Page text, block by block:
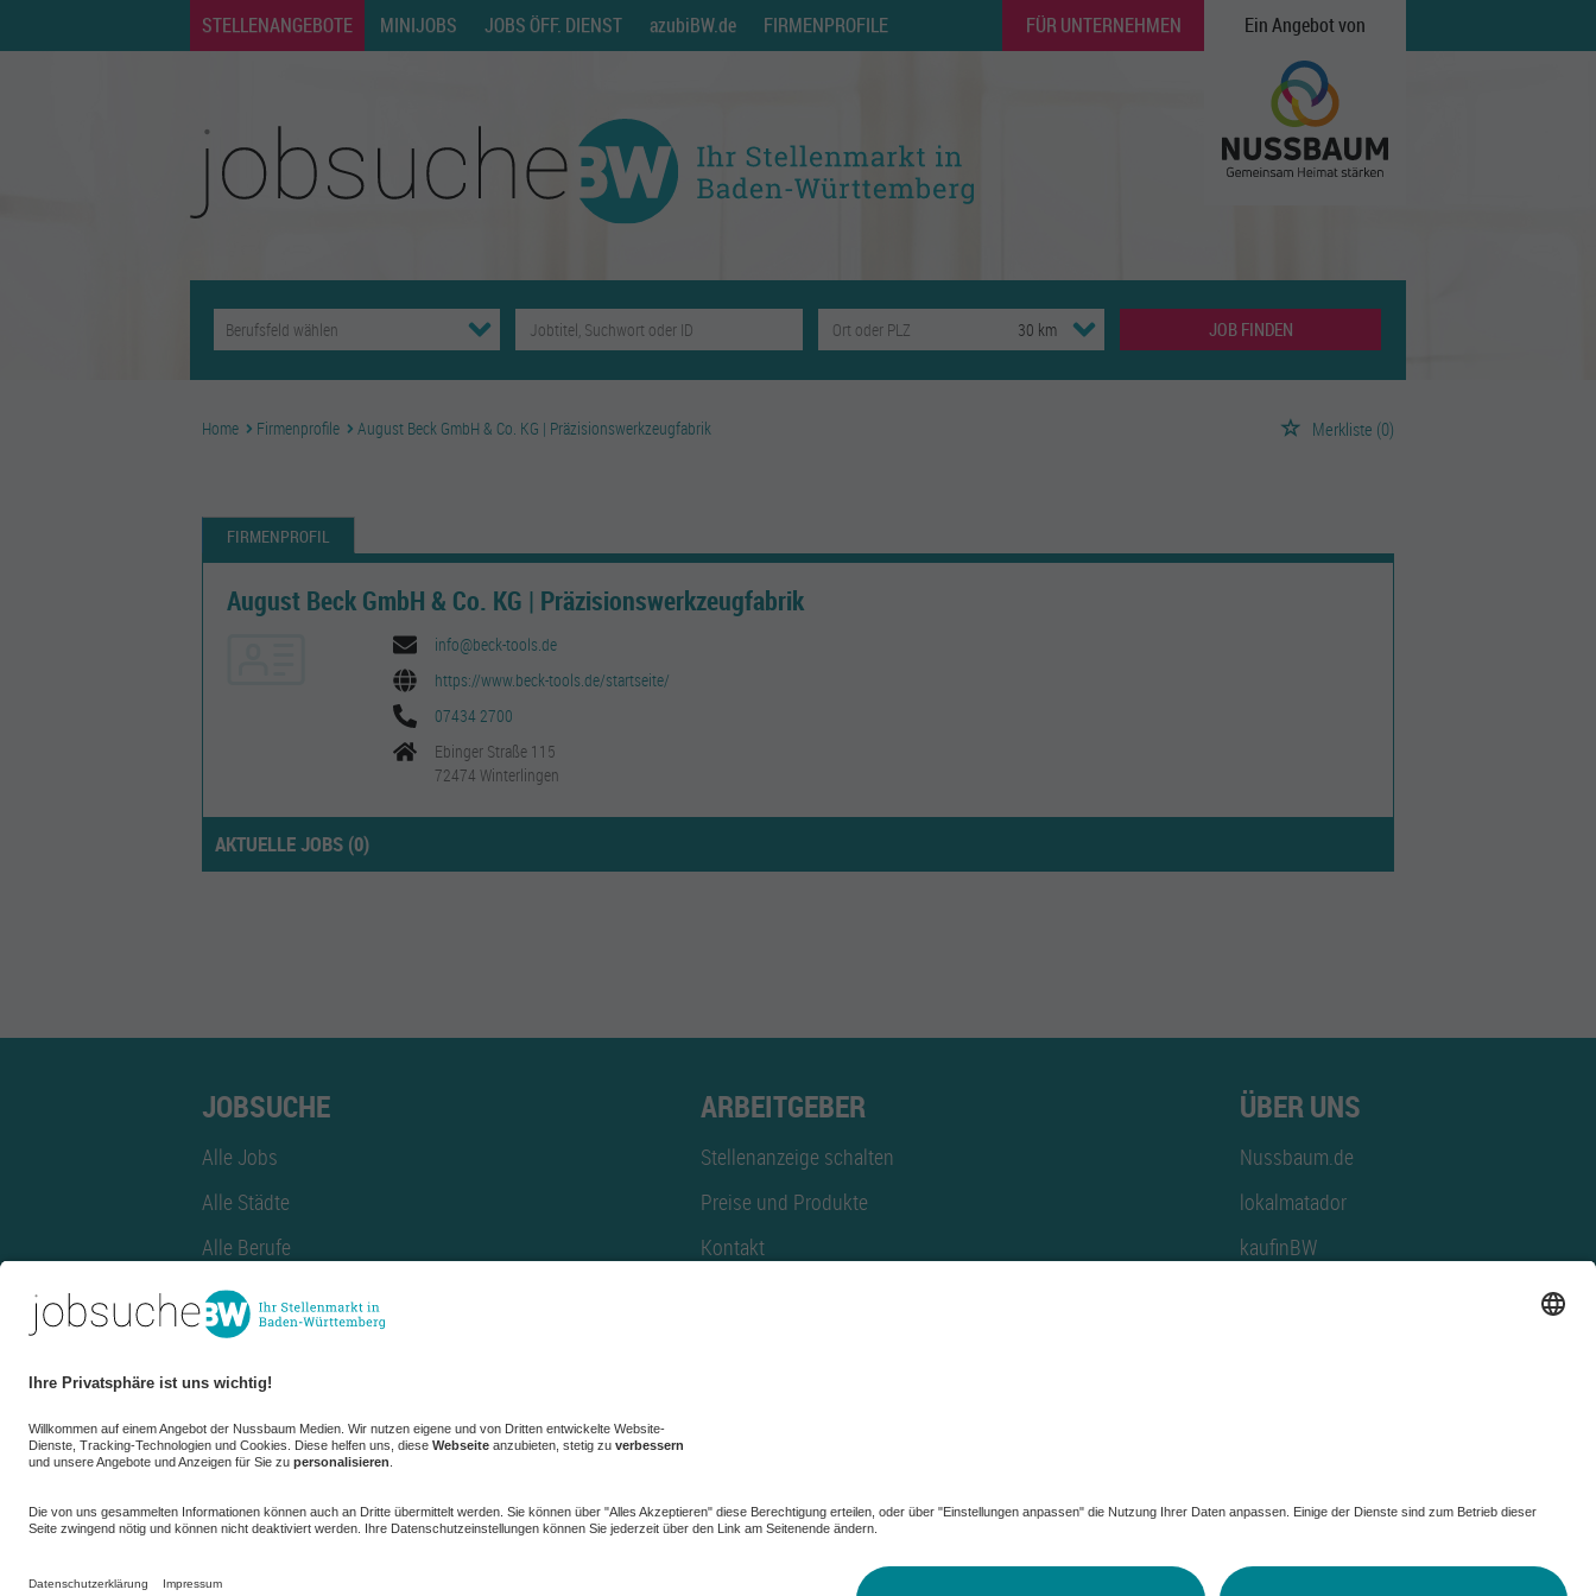
STELLENANGEBOTE MINIJOBS JOBS ÖFF. DIENST azubiBW.de FIRMENPROFILE FÜR UNTERNEHMEN Ein Angebot von
JOB FINDEN
Home Firmenprofile August Beck GmbH & Co. KG | Präzisionswerkzeugfabrik Merkliste (0)
FIRMENPROFIL
August Beck GmbH & Co. KG | Präzisionswerkzeugfabrik
info@beck-tools.de
https://www.beck-tools.de/startseite/
07434 2700
Ebinger Straße 115
72474 Winterlingen
AKTUELLE JOBS (0)
JOBSUCHE
Alle Jobs
Alle Städte
Alle Berufe
Alle Berufe nach Stadt
Alle Tätigkeitsbereiche
Alle Tätigkeitsbereiche nach Stadt
azubiBW.de
Minijobs
Firmenprofil
ARBEITGEBER
Stellenanzeige schalten
Preise und Produkte
Kontakt
ÜBER UNS
Nussbaum.de
lokalmatador
kaufinBW